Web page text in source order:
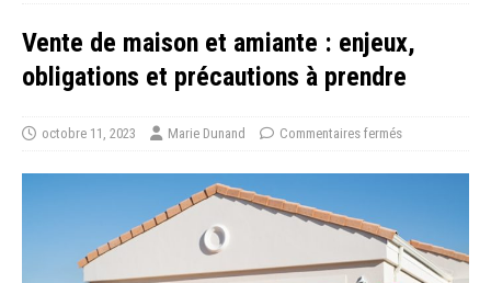
Vente de maison et amiante : enjeux,
obligations et précautions à prendre
octobre 11, 2023 Marie Dunand Commentaires fermés